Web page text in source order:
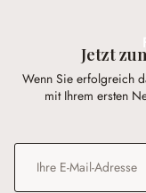
Jetzt
Wenn Sie erfolgreich
mit Ihrem ersten
E-Mail-Adresse